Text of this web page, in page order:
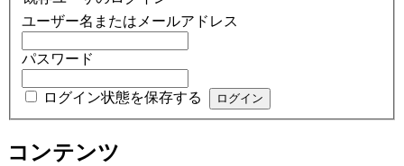
ユーザー名またはメールアドレス
パスワード
ログイン状態を保存する
コンテンツ